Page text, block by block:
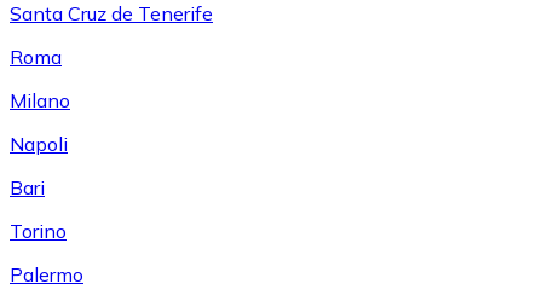
Santa Cruz de Tenerife
Roma
Milano
Napoli
Bari
Torino
Palermo